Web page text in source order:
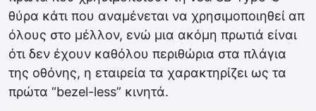
θύρα κάτι που αναμένεται να χρησιμοποιηθεί απ
όλους στο μέλλον, ενώ μια ακόμη πρωτιά είναι
ότι δεν έχουν καθόλου περιθώρια στα πλάγια
της οθόνης, η εταιρεία τα χαρακτηρίζει ως τα
πρώτα “bezel-less” κινητά.